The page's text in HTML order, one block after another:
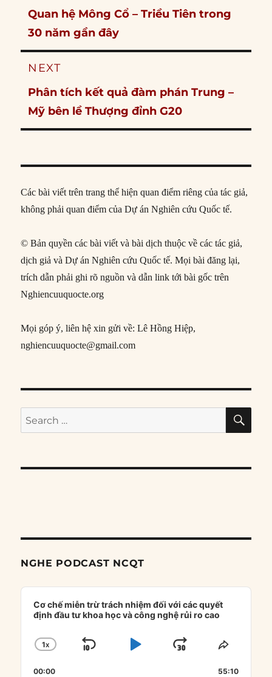
Previous
post:
Quan hệ Mông Cổ – Triều Tiên trong
30 năm gần đây
NEXT
Next
post:
Phân tích kết quả đàm phán Trung –
Mỹ bên lề Thượng đỉnh G20
Các bài viết trên trang thể hiện quan điểm riêng của tác giả,
không phải quan điểm của Dự án Nghiên cứu Quốc tế.
© Bản quyền các bài viết và bài dịch thuộc về các tác giả,
dịch giả và Dự án Nghiên cứu Quốc tế. Mọi bài đăng lại,
trích dẫn phải ghi rõ nguồn và dẫn link tới bài gốc trên
Nghiencuuquocte.org
Mọi góp ý, liên hệ xin gửi về: Lê Hồng Hiệp,
nghiencuuquocte@gmail.com
Search
for:
NGHE PODCAST NCQT
Audio
Player
Cơ chế miễn trừ trách nhiệm đối với các quyết
định đầu tư khoa học và công nghệ rủi ro cao
CHANGE
RATE
1X
SKIP
PLAYJUMP
FORWARD
SHARE
00:00 55:10